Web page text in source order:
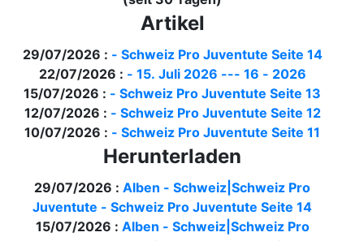
Artikel
29/07/2026 : - Schweiz Pro Juventute Seite 14
22/07/2026 :
- 15. Juli 2026 --- 16 - 2026
15/07/2026 : - Schweiz Pro Juventute Seite 13
12/07/2026 : - Schweiz Pro Juventute Seite 12
10/07/2026 : - Schweiz Pro Juventute Seite 11
Herunterladen
29/07/2026 : Alben - Schweiz|Schweiz Pro
Juventute - Schweiz Pro Juventute Seite 14
15/07/2026 : Alben - Schweiz|Schweiz Pro